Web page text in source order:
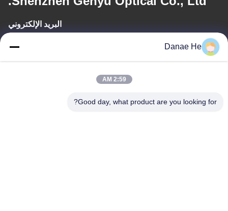
البريد الإلكتروني
Tan@genyudisplay.com
Danae He
2:59 AM
Good day, what product are you looking for?